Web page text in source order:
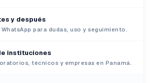
y después
para dudas, uso y seguimiento.
instituciones
técnicos y empresas en Panamá.